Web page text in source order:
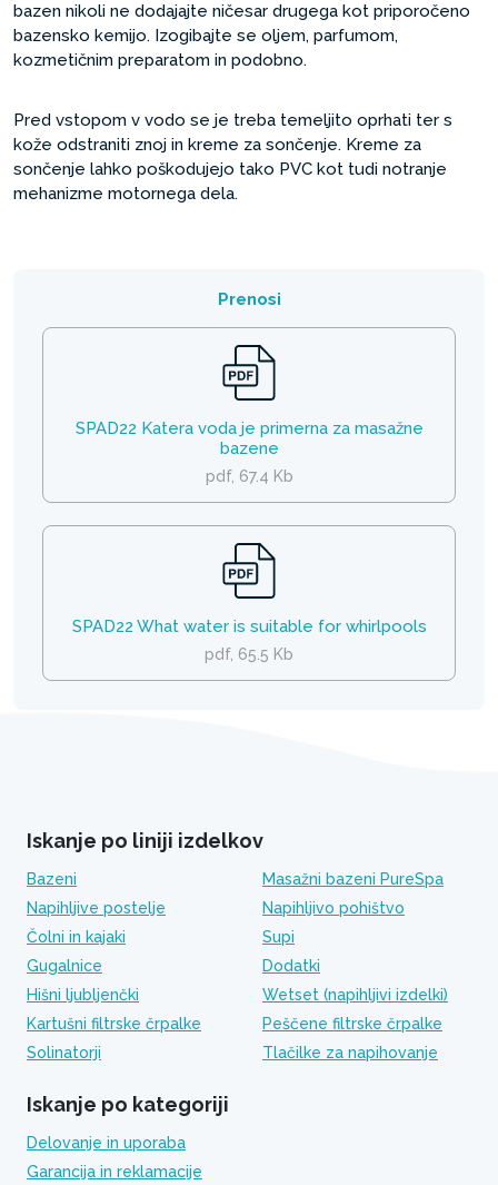
bazen nikoli ne dodajajte ničesar drugega kot priporočeno
bazensko kemijo. Izogibajte se oljem, parfumom,
kozmetičnim preparatom in podobno.
Pred vstopom v vodo se je treba temeljito oprhati ter s
kože odstraniti znoj in kreme za sončenje. Kreme za
sončenje lahko poškodujejo tako PVC kot tudi notranje
mehanizme motornega dela.
Prenosi
SPAD22 Katera voda je primerna za masažne
bazene
pdf, 67.4 Kb
SPAD22 What water is suitable for whirlpools
pdf, 65.5 Kb
Iskanje po liniji izdelkov
Bazeni
Masažni bazeni PureSpa
Napihljive postelje
Napihljivo pohištvo
Čolni in kajaki
Supi
Gugalnice
Dodatki
Hišni ljubljenčki
Wetset (napihljivi izdelki)
Kartušni filtrske črpalke
Peščene filtrske črpalke
Solinatorji
Tlačilke za napihovanje
Iskanje po kategoriji
Delovanje in uporaba
Garancija in reklamacije